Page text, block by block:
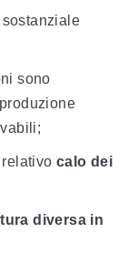
sostanziale
sono
relativocalo dei
diversa in